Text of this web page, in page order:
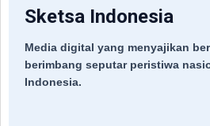
Sketsa Indonesia
Media digital yang menyajikan
berimbang seputar peristiwa
Indonesia.